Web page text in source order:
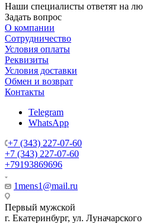
Наши специалисты ответят на
Задать вопрос
О компании
Сотрудничество
Условия оплаты
Реквизиты
Условия доставки
Обмен и возврат
Контакты
Telegram
WhatsApp
+7 (343) 227-07-60
+7 (343) 227-07-60
+79193869696
1mens1@mail.ru
Первый мужской
г. Екатеринбург, ул.